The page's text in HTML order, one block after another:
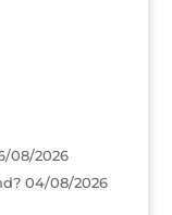
08/2026
04/08/2026